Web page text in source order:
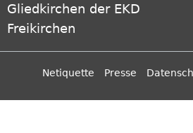
Gliedkirchen der EKD
Freikirchen
Netiquette Presse